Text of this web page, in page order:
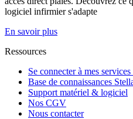
logiciel infirmier s'adapte
En savoir plus
Ressources
Se connecter à mes
Base de connaissances
Support matériel & logiciel
Nos CGV
Nous contacter